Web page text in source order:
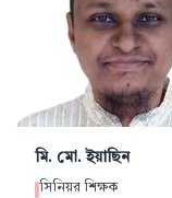
মি. মো. ইয়াছিন
সিনিয়র শিক্ষক